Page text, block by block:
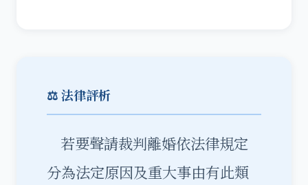
⚖️ 法律評析
若要聲請裁判離婚依法律規定
分為法定原因及重大事由有此類